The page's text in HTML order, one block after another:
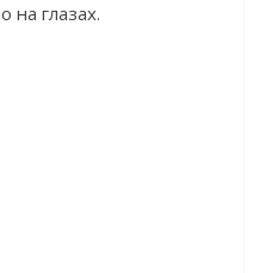
на глазах.